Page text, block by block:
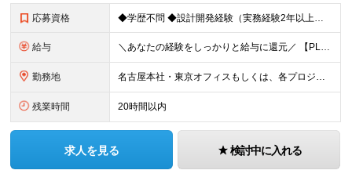
応募資格 ◆学歴不問 ◆設計開発経験（実務経験2年以上） └AWS、Python、Java、いずれかの言語での開発経験 【歓迎要件】 ■チームマネジメント経験 ■顧客折衝経験 ■基本設計書・詳細設計書をゼロ
給与 ＼あなたの経験をしっかりと給与に還元／ 【PL（プロジェクトリーダー）】 想定年収：560万円～1332万円 基本給（固定残業代、各種手当を除いた額）：40万円～95万2,000円 【SE（システ
勤務地 名古屋本社・東京オフィスもしくは、各プロジェクト先での勤務となります。 【名古屋本社】 愛知県名古屋市中区錦一丁目5-11 名古屋伊藤忠ビル 3F 【東京オフィス】 東京都品川区大崎1-6-1 TO
残業時間 20時間以内
求人を見る 検討中に入れる